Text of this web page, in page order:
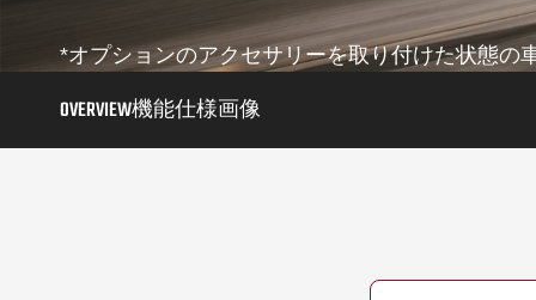
*オプションのアクセサリーを取り付けた状態の
OVERVIEW機能仕様画像